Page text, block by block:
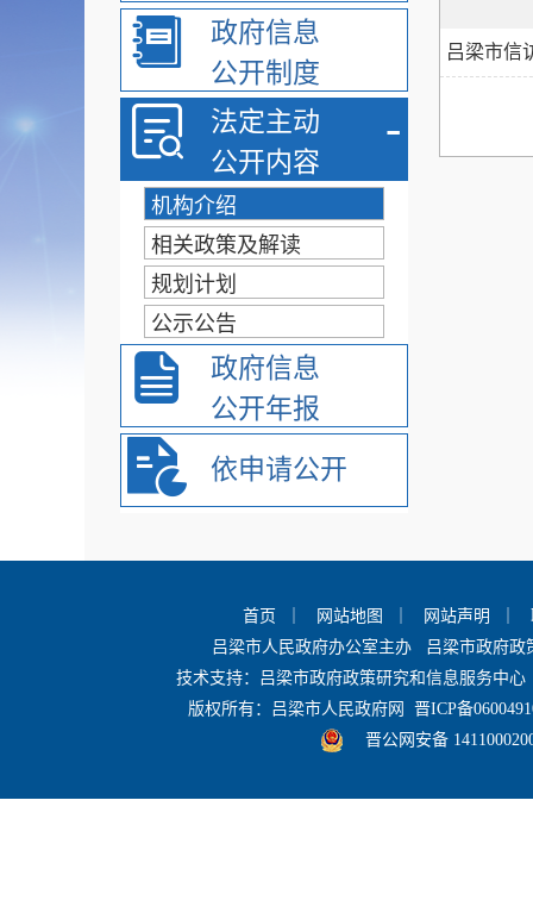
政府信息
公开制度
法定主动
公开内容
-
机构介绍
相关政策及解读
规划计划
公示公告
政府信息
公开年报
依申请公开
吕梁市信
首页 网站地图 网站声明
吕梁市人民政府办公室主办 吕梁市政府
技术支持：吕梁市政府政策研究和信息服务中
版权所有：吕梁市人民政府网 晋ICP备
晋公网安备